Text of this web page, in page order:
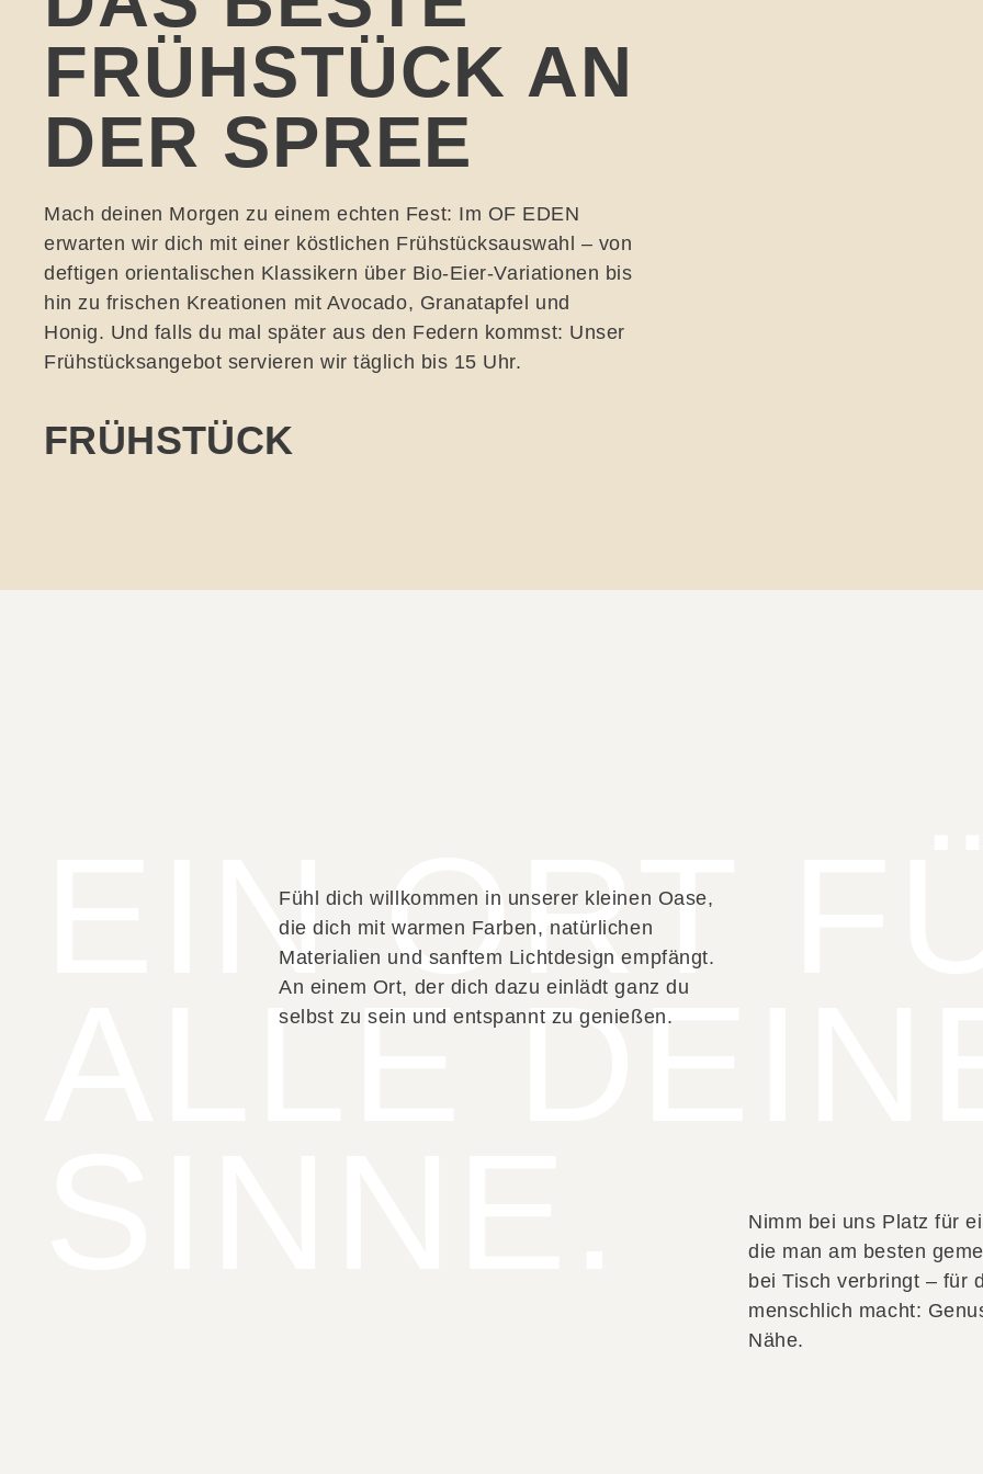
FRÜHSTÜCK AN
DER SPREE
Mach deinen Morgen zu einem echten Fest: Im OF EDEN
erwarten wir dich mit einer köstlichen Frühstücksauswahl – von
deftigen orientalischen Klassikern über Bio-Eier-Variationen bis
hin zu frischen Kreationen mit Avocado, Granatapfel und
Honig. Und falls du mal später aus den Federn kommst: Unser
Frühstücksangebot servieren wir täglich bis 15 Uhr.
FRÜHSTÜCK
EIN ORT
ALLE
Fühl dich willkommen in unserer kleinen Oase,
die dich mit warmen Farben, natürlichen
Materialien und sanftem Lichtdesign empfängt.
An einem Ort, der dich dazu einlädt ganz du
selbst zu sein und entspannt zu genießen.
Nimm bei uns Platz für
die man am besten
bei Tisch verbringt – für
menschlich macht:
Nähe.